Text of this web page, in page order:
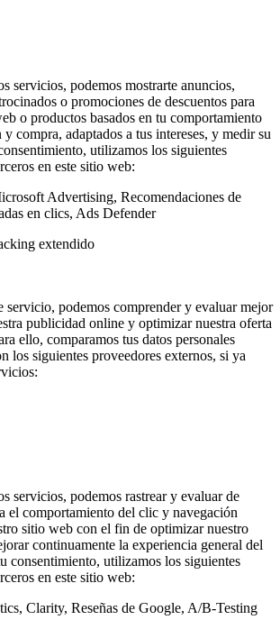
servicios, podemos mostrarte anuncios,
o promociones de descuentos para
o productos basados en tu comportamiento
y compra, adaptados a tus intereses, y medir su
utilizamos los siguientes
en este sitio web:
Advertising, Recomendaciones de
en clics, Ads Defender
extendido
servicio, podemos comprender y evaluar mejor
publicidad online y optimizar nuestra oferta
ello, comparamos tus datos personales
los siguientes proveedores externos, si ya
servicios, podemos rastrear y evaluar de
el comportamiento del clic y navegación
sitio web con el fin de optimizar nuestro
continuamente la experiencia general del
consentimiento, utilizamos los siguientes
en este sitio web:
Clarity, Reseñas de Google, A/B-Testing